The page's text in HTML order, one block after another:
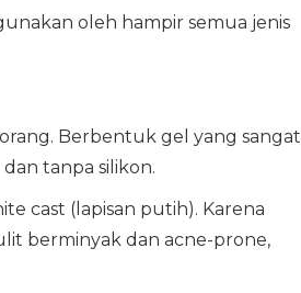
oleh hampir semua jenis
Berbentuk gel yang sangat
tanpa silikon.
cast (lapisan putih). Karena
berminyak dan acne-prone,